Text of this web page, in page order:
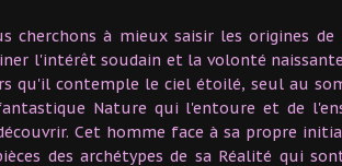
cherchons à mieux saisir les origines
l'intérêt soudain et la volonté
qu'il contemple le ciel étoilé, seul au
Nature qui l'entoure et de
Cet homme face à sa propre
des archétypes de sa Réalité qui